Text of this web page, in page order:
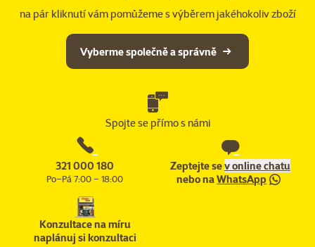
na pár kliknutí vám pomůžeme s výběrem jakéhokoliv zboží
Vyberme společně a správně
Spojte se přímo s námi
321 000 180
Po–Pá 7:00 – 18:00
Zeptejte sev online chatu
nebo naWhatsApp
Konzultace na míru
naplánuj si konzultaci